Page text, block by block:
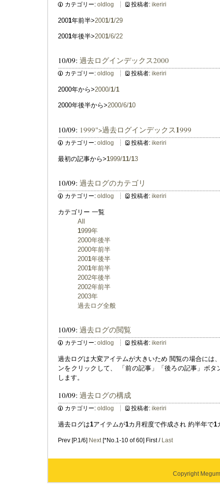
カテゴリー: oldlog 投稿者: ikeriri
2001年前半>2001/1/29
2001年後半>2001/6/22
10/09: 過去ログインデックス2000
カテゴリー: oldlog 投稿者: ikeriri
2000年から>2000/1/1
2000年後半から>2000/6/10
10/09: 1999">過去ログインデックス1999
カテゴリー: oldlog 投稿者: ikeriri
最初の記事から>1999/11/13
10/09: 過去ログのカテゴリ
カテゴリー: oldlog 投稿者: ikeriri
カテゴリー 一覧
All
1999年
2000年後半
2000年前半
2001年後半
2001年前半
2002年後半
2002年前半
2003年
過去ログ全般
10/09: 過去ログの閲覧
カテゴリー: oldlog 投稿者: ikeriri
過去ログは大変アイテムが大きいため 閲覧の場合には
ンをクリックして、 「前の記事」「後ろの記事」ボ
します。
10/09: 過去ログの構成
カテゴリー: oldlog 投稿者: ikeriri
過去ログは1アイテムが1カ月程度で作成され 約半年で1
Prev [P.1/6] Next[*No.1-10 of 60] First / Last
Copyright